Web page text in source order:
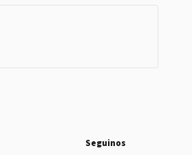
Seguinos